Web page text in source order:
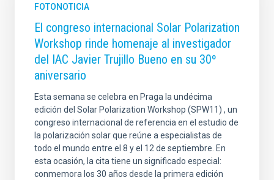
FOTONOTICIA
El congreso internacional Solar Polarization
Workshop rinde homenaje al investigador
del IAC Javier Trujillo Bueno en su 30º
aniversario
Esta semana se celebra en Praga la undécima
edición del Solar Polarization Workshop (SPW11) , un
congreso internacional de referencia en el estudio de
la polarización solar que reúne a especialistas de
todo el mundo entre el 8 y el 12 de septiembre. En
esta ocasión, la cita tiene un significado especial:
conmemora los 30 años desde la primera edición